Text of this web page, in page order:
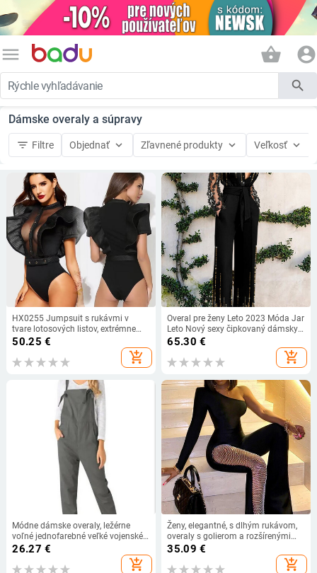
menu shopping_basket account_circle
search
Dámske overaly a súpravy
filter_list Filtre Objednať keyboard_arrow_down Zľavnené produkty keyboard_arrow_down Veľkosť keyboard_arrow_down
HX0255 Jumpsuit s rukávmi v
tvare lotosových listov, extrémne
nízky pás, úzky strih, polyester-
50.25 €
add_shopping_cart
Overal pre ženy Leto 2023 Móda Jar
Leto Nový sexy čipkovaný dámsky
rozšírený overal Street wear
65.30 €
add_shopping_cart
Módne dámske overaly, ležérne
voľné jednofarebné veľké vojenské
nohavice s prackou
26.27 €
add_shopping_cart
Ženy, elegantné, s dlhým rukávom,
overaly s golierom a rozšírenými
ramenami kliou, jesenné streetové
35.09 €
add_shopping_cart